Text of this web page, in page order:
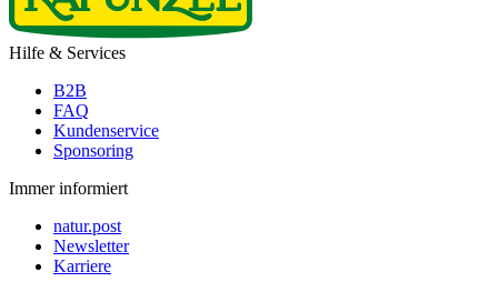
Hilfe & Services
B2B
FAQ
Kundenservice
Sponsoring
Immer informiert
natur.post
Newsletter
Karriere